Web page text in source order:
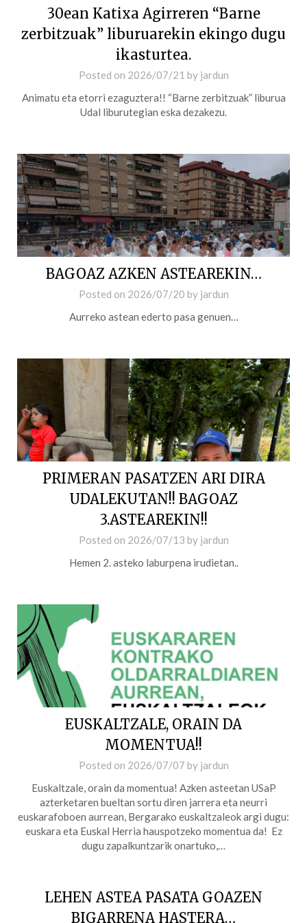
30ean Katixa Agirreren “Barne
zerbitzuak” liburuarekin ekingo dugu
ikasturtea.
Posted on 2026/07/21 by jardun
Animatu eta etorri ezaguztera!! “Barne zerbitzuak” liburua
Udal liburutegian eska dezakezu.
BAGOAZ AZKEN ASTEAREKIN…
Posted on 2026/07/20 by jardun
Aurreko astean ederto pasa genuen…
PRIMERAN PASATZEN ARI DIRA
UDALEKUTAN!! BAGOAZ
3.ASTEAREKIN!!
Posted on 2026/07/13 by jardun
Hemen 2. asteko laburpena irudietan..
EUSKALTZALE, ORAIN DA
MOMENTUA!!
Posted on 2026/07/07 by jardun
Euskaltzale, orain da momentua! Azken asteetan USaP
azterketaren bueltan sortu diren jarrera eta neurri
euskarafoboen aurrean, Bergarako euskaltzaleok argi dugu:
euskara eta Euskal Herria hauspotzeko momentua da! ️️️ Ez
dugu zapalkuntzarik onartuko,…
LEHEN ASTEA PASATA GOAZEN
BIGARRENA HASTERA…